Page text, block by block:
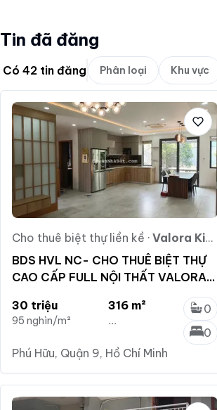
Tin đã đăng
Có 42 tin đăng Phân loại Khu vực
Cho thuê biệt thự liền kề · Valora Kikyo - Kikyo Residence
BDS HVL NC- CHO THUÊ BIỆT THỰ
CAO CẤP FULL NỘI THẤT VALORA
30 triệu
95 nghìn/m²
316 m²
...
0
0
Phú Hữu, Quận 9, Hồ Chí Minh